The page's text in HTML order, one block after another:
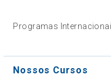
Programas
Nossos Cursos